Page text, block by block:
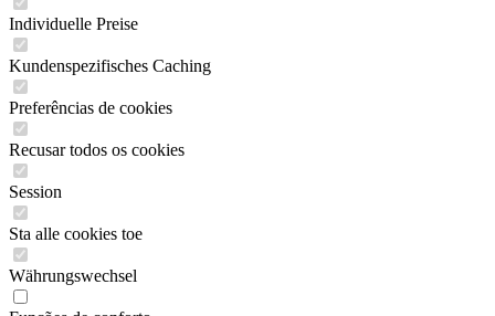
Individuelle Preise
Kundenspezifisches Caching
Preferências de cookies
Recusar todos os cookies
Session
Sta alle cookies toe
Währungswechsel